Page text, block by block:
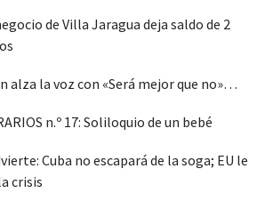
de Villa Jaragua deja saldo de 2
alza la voz con «Será mejor que no»…
n.º 17: Soliloquio de un bebé
Cuba no escapará de la soga; EU le
crisis